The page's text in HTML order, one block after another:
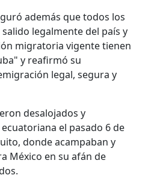
además que todos los
legalmente del país y
migratoria vigente tienen
y reafirmó su
legal, segura y
desalojados y
el pasado 6 de
donde acampaban y
México en su afán de